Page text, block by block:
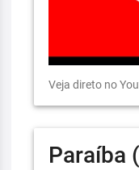
Veja direto no
Paraíba